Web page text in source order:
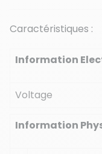
Caractéristiques :
Information
Voltage
Information